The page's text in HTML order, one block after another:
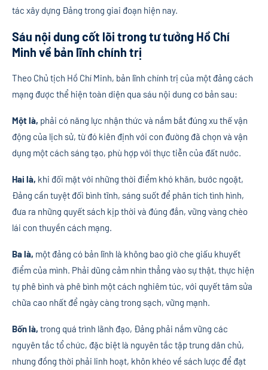
tác xây dựng Đảng trong giai đoạn hiện nay.
Sáu nội dung cốt lõi trong tư tưởng Hồ Chí
Minh về bản lĩnh chính trị
Theo Chủ tịch Hồ Chí Minh, bản lĩnh chính trị của một đảng cách
mạng được thể hiện toàn diện qua sáu nội dung cơ bản sau:
Một là, phải có năng lực nhận thức và nắm bắt đúng xu thế vận
động của lịch sử, từ đó kiên định với con đường đã chọn và vận
dụng một cách sáng tạo, phù hợp với thực tiễn của đất nước.
Hai là, khi đối mặt với những thời điểm khó khăn, bước ngoặt,
Đảng cần tuyệt đối bình tĩnh, sáng suốt để phân tích tình hình,
đưa ra những quyết sách kịp thời và đúng đắn, vững vàng chèo
lái con thuyền cách mạng.
Ba là, một đảng có bản lĩnh là không bao giờ che giấu khuyết
điểm của mình. Phải dũng cảm nhìn thẳng vào sự thật, thực hiện
tự phê bình và phê bình một cách nghiêm túc, với quyết tâm sửa
chữa cao nhất để ngày càng trong sạch, vững mạnh.
Bốn là, trong quá trình lãnh đạo, Đảng phải nắm vững các
nguyên tắc tổ chức, đặc biệt là nguyên tắc tập trung dân chủ,
nhưng đồng thời phải linh hoạt, khôn khéo về sách lược để đạt